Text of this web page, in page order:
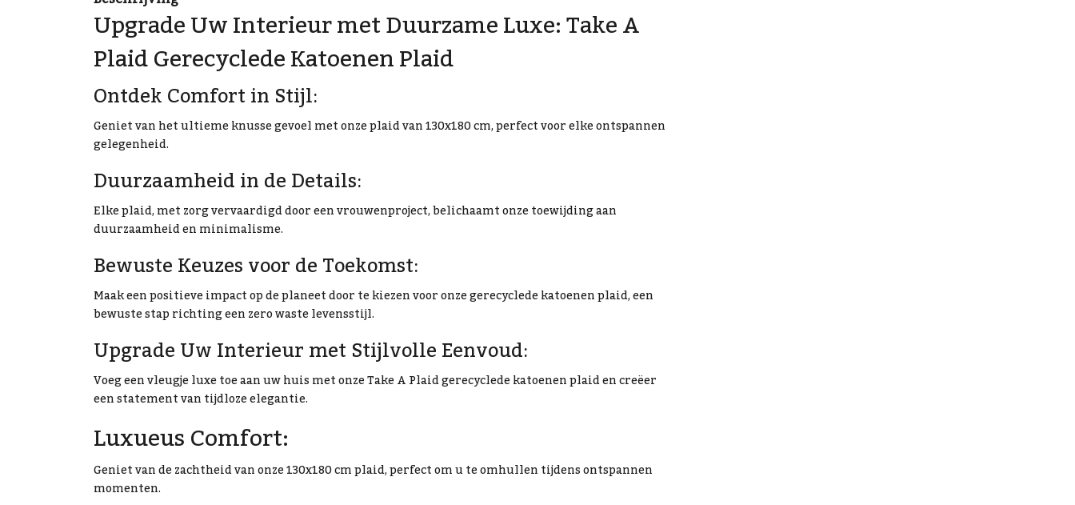
Upgrade Uw Interieur met Duurzame Luxe: Take A
Plaid Gerecyclede Katoenen Plaid
Ontdek Comfort in Stijl:
Geniet van het ultieme knusse gevoel met onze plaid van 130x180 cm, perfect voor elke ontspannen
gelegenheid.
Duurzaamheid in de Details:
Elke plaid, met zorg vervaardigd door een vrouwenproject, belichaamt onze toewijding aan
duurzaamheid en minimalisme.
Bewuste Keuzes voor de Toekomst:
Maak een positieve impact op de planeet door te kiezen voor onze gerecyclede katoenen plaid, een
bewuste stap richting een zero waste levensstijl.
Upgrade Uw Interieur met Stijlvolle Eenvoud:
Voeg een vleugje luxe toe aan uw huis met onze Take A Plaid gerecyclede katoenen plaid en creëer
een statement van tijdloze elegantie.
Luxueus Comfort:
Geniet van de zachtheid van onze 130x180 cm plaid, perfect om u te omhullen tijdens ontspannen
momenten.